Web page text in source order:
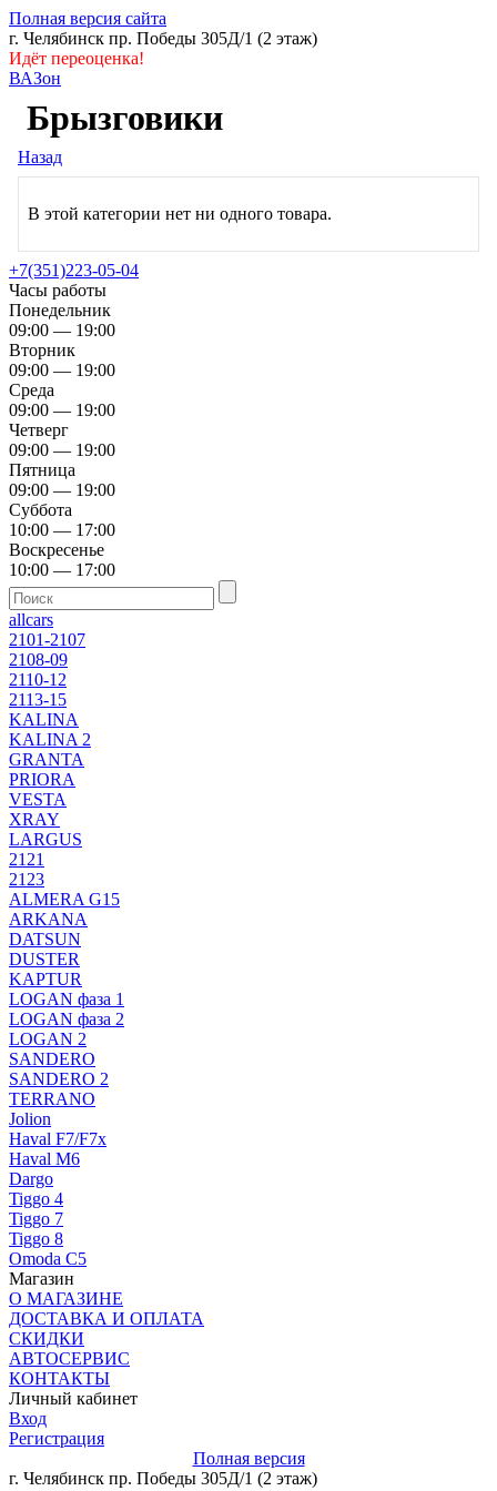
Полная версия сайта
г. Челябинск пр. Победы 305Д/1 (2 этаж)
Идёт переоценка!
ВАЗон
Брызговики
Назад
В этой категории нет ни одного товара.
+7(351)223-05-04
Часы работы
Понедельник
09:00 — 19:00
Вторник
09:00 — 19:00
Среда
09:00 — 19:00
Четверг
09:00 — 19:00
Пятница
09:00 — 19:00
Суббота
10:00 — 17:00
Воскресенье
10:00 — 17:00
allcars
2101-2107
2108-09
2110-12
2113-15
KALINA
KALINA 2
GRANTA
PRIORA
VESTA
XRAY
LARGUS
2121
2123
ALMERA G15
ARKANA
DATSUN
DUSTER
KAPTUR
LOGAN фаза 1
LOGAN фаза 2
LOGAN 2
SANDERO
SANDERO 2
TERRANO
Jolion
Haval F7/F7x
Haval M6
Dargo
Tiggo 4
Tiggo 7
Tiggo 8
Omoda C5
Магазин
О МАГАЗИНЕ
ДОСТАВКА И ОПЛАТА
СКИДКИ
АВТОСЕРВИС
КОНТАКТЫ
Личный кабинет
Вход
Регистрация
Полная версия
г. Челябинск пр. Победы 305Д/1 (2 этаж)